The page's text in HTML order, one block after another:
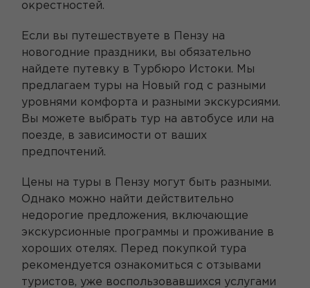
окрестностей.
Если вы путешествуете в Пензу на
новогодние праздники, вы обязательно
найдете путевку в Турбюро Истоки. Мы
предлагаем туры на Новый год с разными
уровнями комфорта и разными экскурсиями.
Вы можете выбрать тур на автобусе или на
поезде, в зависимости от ваших
предпочтений.
Цены на туры в Пензу могут быть разными.
Однако можно найти действительно
недорогие предложения, включающие
экскурсионные программы и проживание в
хороших отелях. Перед покупкой тура
рекомендуется ознакомиться с отзывами
туристов, уже воспользовавшихся услугами